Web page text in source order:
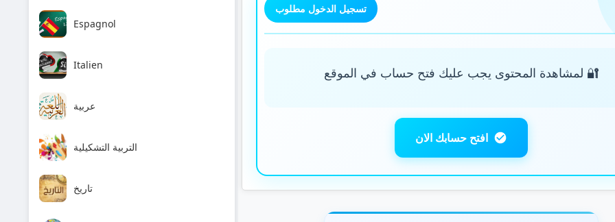
Espagnol
Italien
عربية
التربية التشكيلية
تاريخ
تسجيل الدخول مطلوب
🔐 لمشاهدة المحتوى يجب عليك فتح حساب في الموقع
افتح حسابك الان